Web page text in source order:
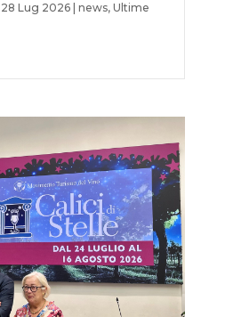
28 Lug 2026| news, Ultime